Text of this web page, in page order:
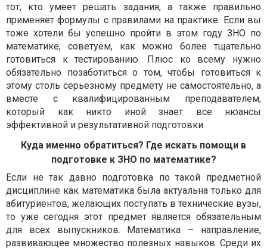
тот, кто умеет решать задания, а также правильно
применяет формулы с правилами на практике. Если вы
тоже хотели бы успешно пройти в этом году ЗНО по
математике, советуем, как можно более тщательно
готовиться к тестированию. Плюс ко всему нужно
обязательно позаботиться о том, чтобы готовиться к
этому столь серьезному предмету не самостоятельно, а
вместе с квалифицированным преподавателем,
который как никто иной знает все нюансы
эффективной и результативной подготовки.
Куда именно обратиться? Где искать помощи в
подготовке к ЗНО по математике?
Если не так давно подготовка по такой предметной
дисциплине как математика была актуальна только для
абитуриентов, желающих поступать в технические вузы,
то уже сегодня этот предмет является обязательным
для всех выпускников. Математика – направление,
развивающее множество полезных навыков. Среди их